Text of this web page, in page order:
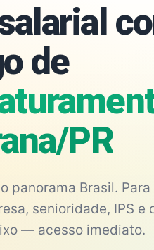
de
PR
panorama Brasil.
senioridade, IPS e
— acesso imediato.